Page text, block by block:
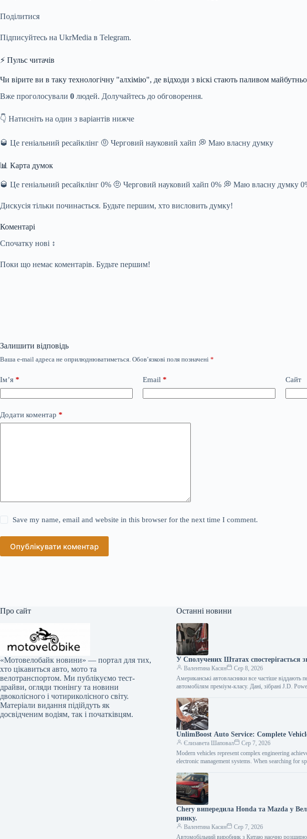
Поділитися
Підписуйтесь на UkrMedia в Telegram.
⚡ Пульс читачів
Чи вірите ви в таку технологічну "алхімію", де відходи з віскі стають паливом
Вже проголосували 0 людей. Долучайтесь до обговорення.
👇 Натисніть на один з варіантів нижче
🥃 Це геніальний ресайклінг 🤨 Черговий науковий хайп 💭 Маю власну думку
📊 Карта думок
🥃 Це геніальний ресайклінг 0% 🤨 Черговий науковий хайп 0% 💭 Маю власну думку
Дискусія тільки починається. Будьте першим, хто висловить думку!
Коментарі
Спочатку нові ↕
Поки що немає коментарів. Будьте першим!
Залишити відповідь
Ваша e-mail адреса не оприлюднюватиметься. Обов’язкові поля позначені *
Ім’я * Email * Сайт
Додати коментар *
Save my name, email and website in this browser for the next time I comment.
Опублікувати коментар
Про сайт
«Мотовелобайк новини» — портал для тих,
хто цікавиться авто, мото та
велотранспортом. Ми публікуємо тест-
драйви, огляди тюнінгу та новини
двоколісного і чотириколісного світу.
Матеріали видання підійдуть як
досвідченим водіям, так і початківцям.
Останні новини
У Сполучених Штатах спостерігається
Валентина Касян
Сер 8, 2026
Американські автовласники все частіше віддають
автомобілям преміум-класу. Дані, зібрані J.D.
UnlimBoost Auto Service: Complete
Єлизавета Шаповал
Сер 7, 2026
Modern vehicles represent complex engineering
electronic management systems. When searching for
Chery випередила Honda та Mazda у
ринку.
Валентина Касян
Сер 7, 2026
Автомобільний виробник з Китаю наочно